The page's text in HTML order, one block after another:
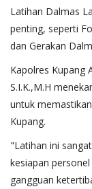
Latihan Dalmas
penting, seperti
dan Gerakan
Kapolres Kupang
S.I.K.,M.H
untuk
Kupang.
"Latihan ini
kesiapan
gangguan